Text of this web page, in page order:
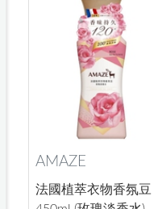
AMAZE
法國植萃衣物香氛豆